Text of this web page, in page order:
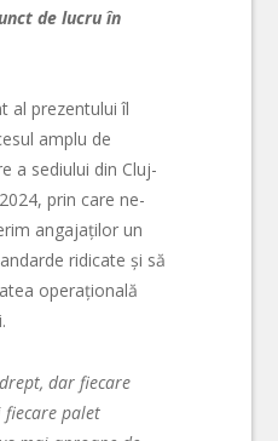
de lucru în
al prezentului îl
amplu de
a sediului din Cluj-
prin care ne-
angajaților un
ridicate și să
operațională
dar fiecare
palet